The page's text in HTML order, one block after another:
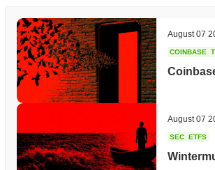
险，从而确保区块链的强大保护和完整性。
Defi Franc是否面临任何争议或风险？
Defi Franc (DCHF) 面临与极端波动性相关的挑
响，包括黑客攻击和“地毯抽走”，引发了对资
然不确定，增加了另一层风险。
Defi Franc (DCHF) 常见问题 – 关
我在哪里可以购买 Defi Franc (DCHF)?
August 07
COINBASE
August 07
SEC ETFS